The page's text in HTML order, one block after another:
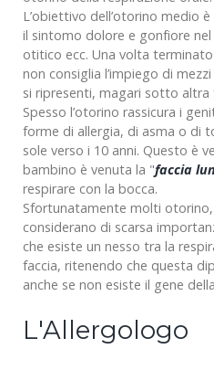
L’obiettivo dell’otorino medio
il sintomo dolore e gonfiore
otitico ecc. Una volta
non consiglia l’impiego di
si ripresenti, magari sotto altra
Spesso l’otorino rassicura i
forme di allergia, di asma o di
sole verso i 10 anni. Questo è
bambino è venuta la "faccia
respirare con la bocca.
Sfortunatamente molti
considerano di scarsa
che esiste un nesso tra la
faccia, ritenendo che questa
anche se non esiste il gene
L'Allergologo